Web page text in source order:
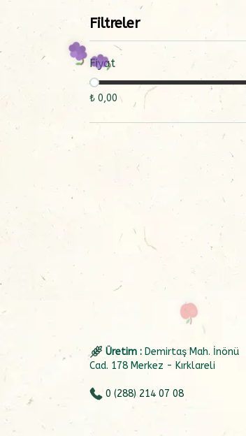
Filtreler
Fiyat
₺ 0,00
Üretim : Demirtaş Mah. İnönü
Cad. 178 Merkez - Kırklareli
0 (288) 214 07 08